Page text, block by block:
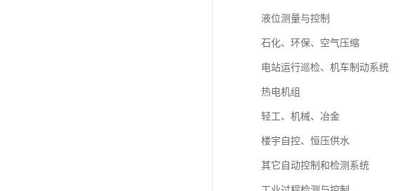
液位测量与控制
石化、环保、空气压缩
电站运行巡检、机车制动系统
热电机组
轻工、机械、冶金
楼宇自控、恒压供水
其它自动控制和检测系统